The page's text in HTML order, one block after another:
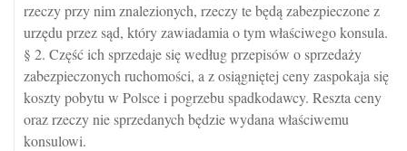
rzeczy przy nim znalezionych, rzeczy te będą zabezpieczone z
urzędu przez sąd, który zawiadamia o tym właściwego konsula.
§ 2. Część ich sprzedaje się według przepisów o sprzedaży
zabezpieczonych ruchomości, a z osiągniętej ceny zaspokaja się
koszty pobytu w Polsce i pogrzebu spadkodawcy. Reszta ceny
oraz rzeczy nie sprzedanych będzie wydana właściwemu
konsulowi.